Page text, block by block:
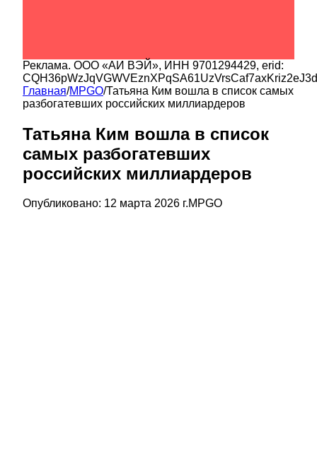
Реклама. ООО «АИ ВЭЙ», ИНН 9701294429, erid:
Главная/MPGO/Татьяна Ким вошла в список самых
разбогатевших российских миллиардеров
Татьяна Ким вошла в список
самых разбогатевших
российских миллиардеров
Опубликовано: 12 марта 2026 г.MPGO